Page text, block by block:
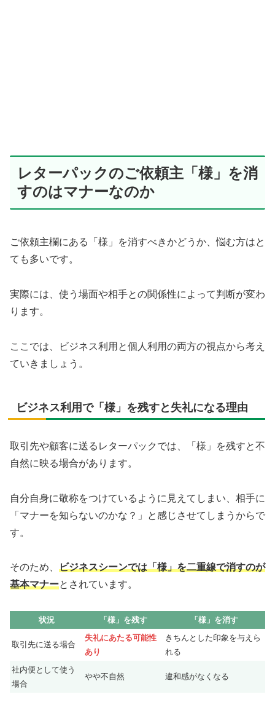
レターパックのご依頼主「様」を消
すのはマナーなのか
ご依頼主欄にある「様」を消すべきかどうか、悩む方はと
ても多いです。
実際には、使う場面や相手との関係性によって判断が変わ
ります。
ここでは、ビジネス利用と個人利用の両方の視点から考え
ていきましょう。
ビジネス利用で「様」を残すと失礼になる理由
取引先や顧客に送るレターパックでは、「様」を残すと不
自然に映る場合があります。
自分自身に敬称をつけているように見えてしまい、相手に
「マナーを知らないのかな？」と感じさせてしまうからで
す。
そのため、 ビジネスシーンでは「様」を二重線で消すのが
基本マナーとされています。
状況 「様」を残す 「様」を消す
取引先に送る場合
失礼にあたる可能性
あり
きちんとした印象を与えら
れる
社内便として使う
場合
やや不自然 違和感がなくなる